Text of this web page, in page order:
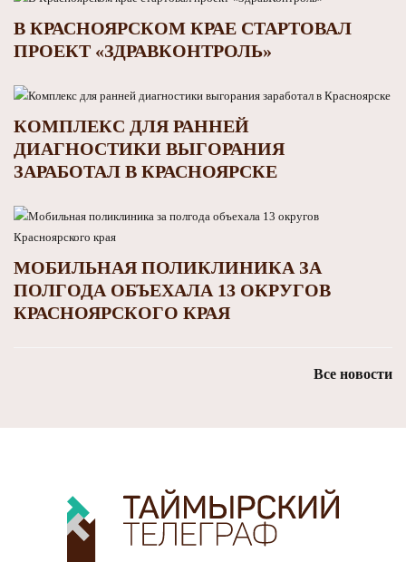
В КРАСНОЯРСКОМ КРАЕ СТАРТОВАЛ
ПРОЕКТ «ЗДРАВКОНТРОЛЬ»
КОМПЛЕКС ДЛЯ РАННЕЙ
ДИАГНОСТИКИ ВЫГОРАНИЯ
ЗАРАБОТАЛ В КРАСНОЯРСКЕ
МОБИЛЬНАЯ ПОЛИКЛИНИКА ЗА
ПОЛГОДА ОБЪЕХАЛА 13 ОКРУГОВ
КРАСНОЯРСКОГО КРАЯ
Все новости